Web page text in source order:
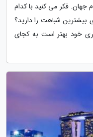
جهان. فکر می کنید با کدام
شباهت را دارید؟
خود بهتر است به کجای